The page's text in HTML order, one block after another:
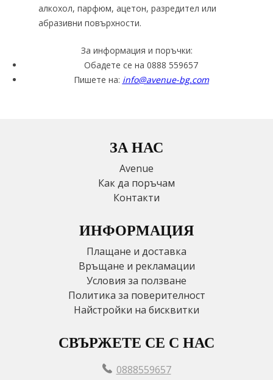
алкохол, парфюм, ацетон, разредител или
абразивни повърхности.
За информация и поръчки:
Обадете се на 0888 559657
Пишете на: info@avenue-bg.com
ЗА НАС
Avenue
Как да поръчам
Контакти
ИНФОРМАЦИЯ
Плащане и доставка
Връщане и рекламации
Условия за ползване
Политика за поверителност
Найстройки на бисквитки
СВЪРЖЕТЕ СЕ С НАС
0888559657